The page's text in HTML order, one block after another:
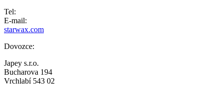
Tel:
E-mail:
starwax.com
Dovozce:
Japey s.r.o.
Bucharova 194
Vrchlabí 543 02